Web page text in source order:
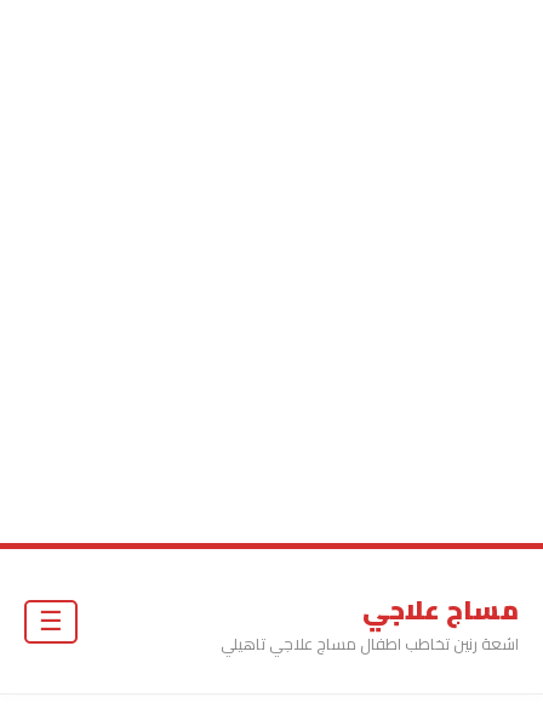
مساج علاجي
اشعة رنين تخاطب اطفال مساج علاجي تاهيلي